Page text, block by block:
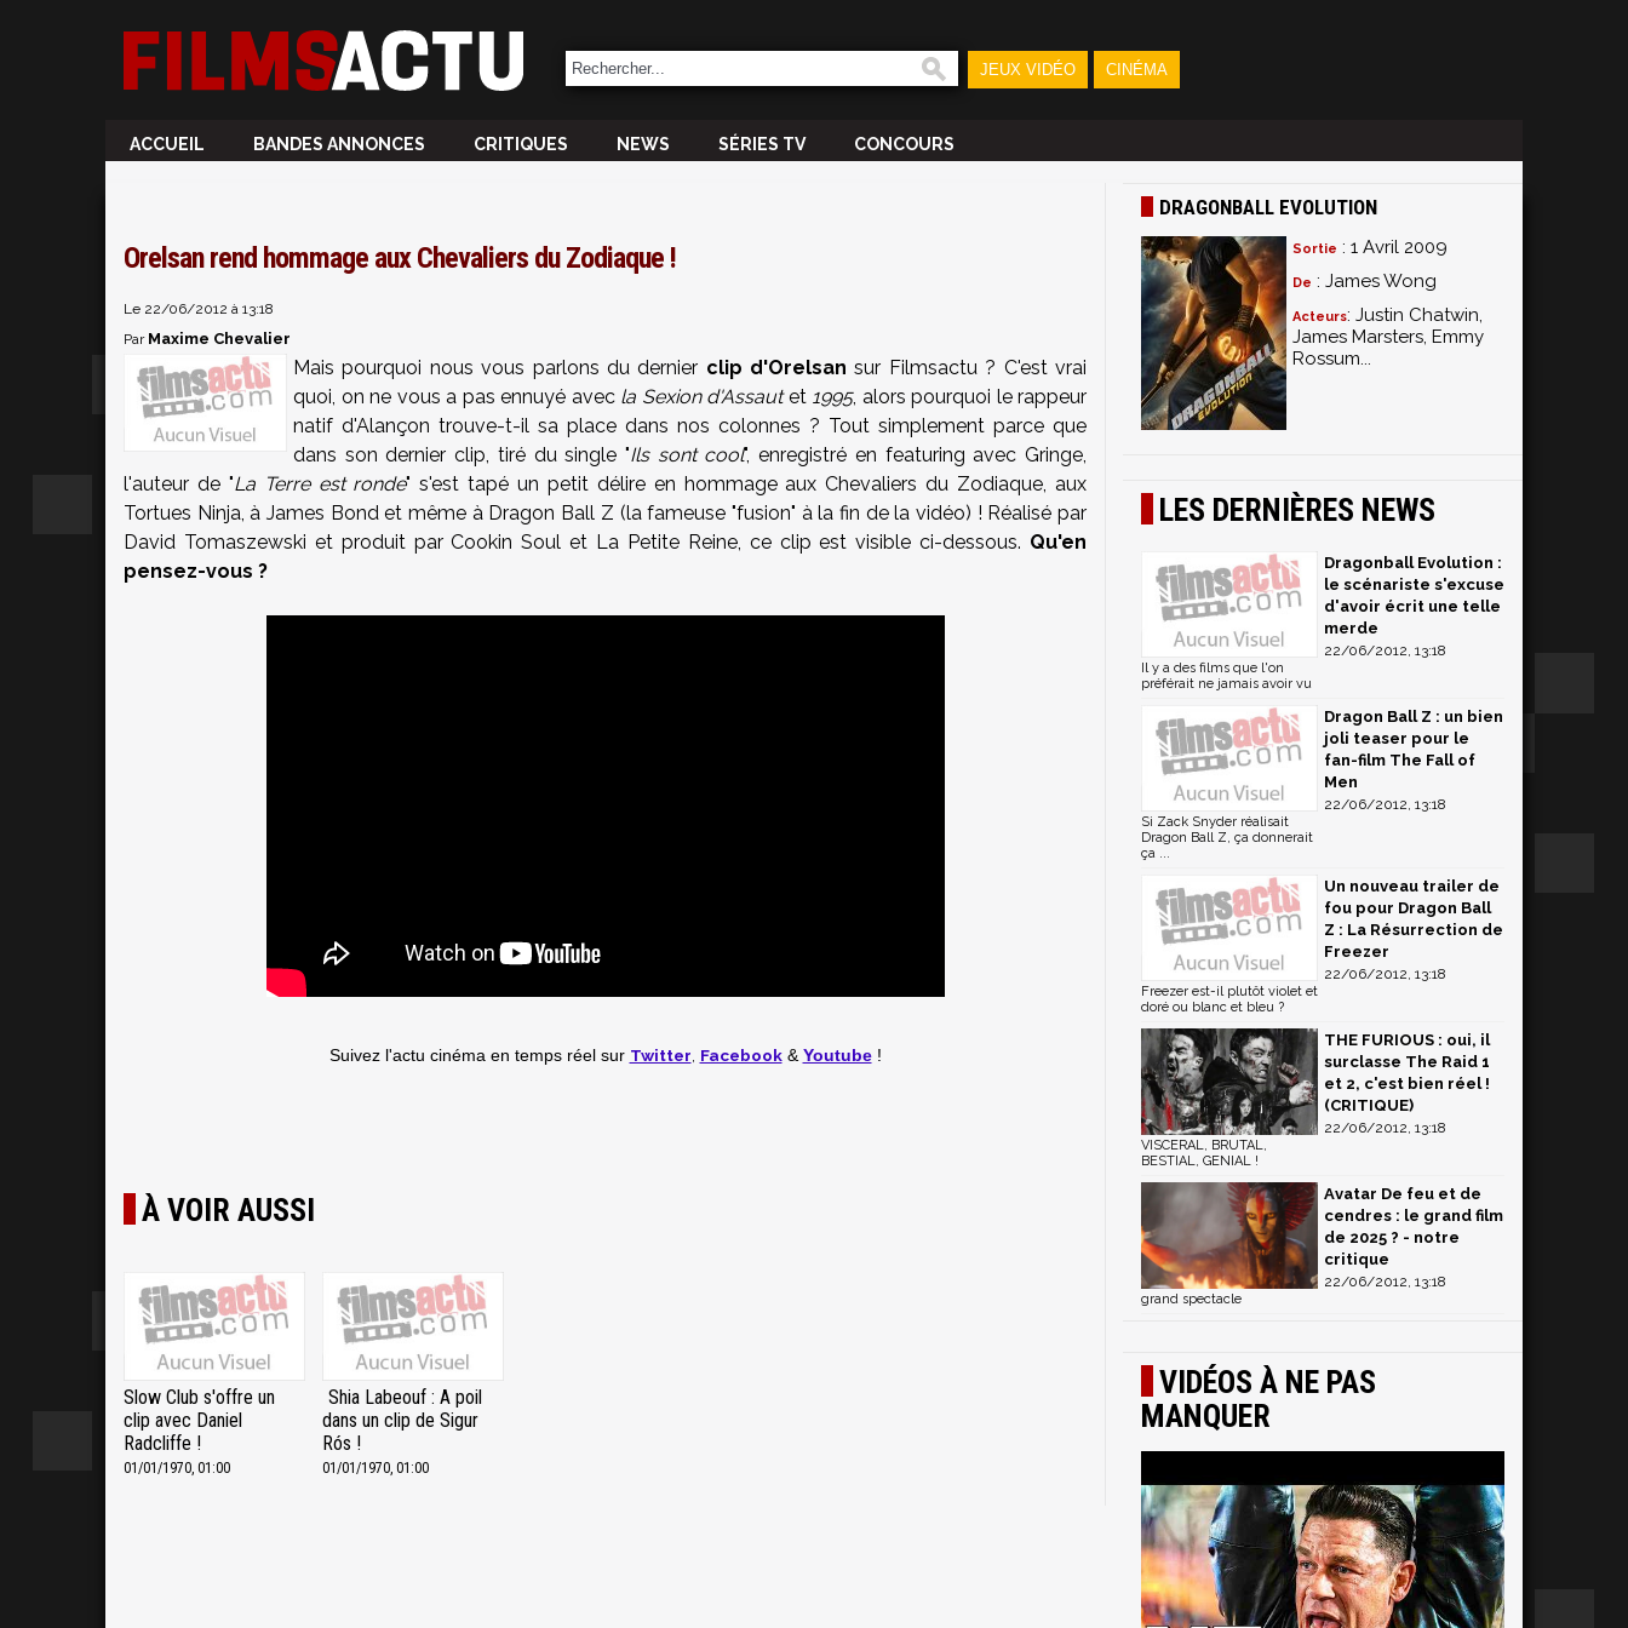
JEUX VIDÉO CINÉMA
ACCUEIL BANDES ANNONCES CRITIQUES NEWS SÉRIES TV CONCOURS
Orelsan rend hommage aux Chevaliers du Zodiaque !
Le 22/06/2012 à 13:18
Par Maxime Chevalier
Mais pourquoi nous vous parlons du dernier clip d'Orelsan sur Filmsactu ? C'est vrai
quoi, on ne vous a pas ennuyé avecla Sexion d'Assautet 1995, alors pourquoi le rappeur
natif d'Alançon trouve-t-il sa place dans nos colonnes ? Tout simplement parce que
dans son dernier clip, tiré du single "Ils sont cool", enregistré en featuring avec Gringe,
l'auteur de "La Terre est ronde" s'est tapé un petit délire en hommage aux Chevaliers du Zodiaque, aux
Tortues Ninja, à James Bond et même à Dragon Ball Z (la fameuse "fusion" à la fin de la vidéo) ! Réalisé par
David Tomaszewski et produit par Cookin Soul et La Petite Reine, ce clip est visible ci-dessous. Qu'en
pensez-vous ?
Suivez l'actu cinéma en temps réel sur Twitter Facebook& Youtube!
À VOIR AUSSI
Slow Club s'offre un
clip avec Daniel
Radcliffe !
01/01/1970, 01:00
Shia Labeouf : A poil
dans un clip de Sigur
Rós !
01/01/1970, 01:00
DRAGONBALL EVOLUTION
Sortie : 1 Avril 2009
De : James Wong
Acteurs: Justin Chatwin,
James Marsters, Emmy
Rossum...
LES DERNIÈRES NEWS
Dragonball Evolution :
le scénariste s'excuse
d'avoir écrit une telle
merde
22/06/2012, 13:18
Il y a des films que l'on
préférait ne jamais avoir vu
Dragon Ball Z : un bien
joli teaser pour le
fan-film The Fall of
Men
22/06/2012, 13:18
Si Zack Snyder réalisait
Dragon Ball Z, ça donnerait
ça ...
Un nouveau trailer de
fou pour Dragon Ball
Z : La Résurrection de
Freezer
22/06/2012, 13:18
Freezer est-il plutôt violet et
doré ou blanc et bleu ?
THE FURIOUS : oui, il
surclasse The Raid 1
et 2, c'est bien réel !
(CRITIQUE)
22/06/2012, 13:18
VISCERAL, BRUTAL,
BESTIAL, GENIAL !
Avatar De feu et de
cendres : le grand film
de 2025 ? - notre
critique
22/06/2012, 13:18
grand spectacle
VIDÉOS À NE PAS
MANQUER